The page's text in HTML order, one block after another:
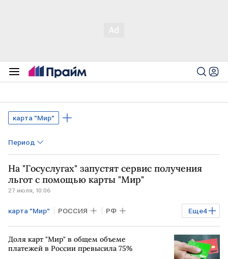
карта "Мир"
Период
На "Госуслугах" запустят сервис получения
льгот с помощью карты "Мир"
27 июля, 10:06
Еще4
карта "Мир" РОССИЯ РФ
Дмитрий Григоренко
Михаил Мишустин МИР Общество
Доля карт "Мир" в общем объеме
платежей в России превысила 75%